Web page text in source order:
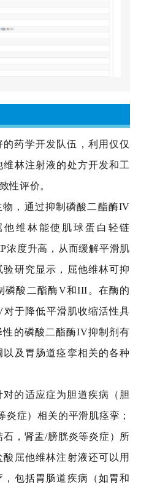
药学开发队伍，利用仅仅
林注射液的处方开发和工
性评价。
物，通过抑制磷酸二酯酶IV
维林能使肌球蛋白轻链
浓度升高，从而缓解平滑肌
研究显示，屈他维林可抑
磷酸二酯酶V和III。在酶的
于降低平滑肌收缩活性具
的磷酸二酯酶IV抑制剂有
及胃肠道痉挛相关的各种
的适应症为胆道疾病（胆
症）相关的平滑肌痉挛；
，肾盂/膀胱炎等炎症）所
屈他维林注射液还可以用
包括胃肠道疾病（如胃和